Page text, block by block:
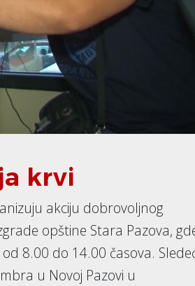
krvi
akciju dobrovoljnog
opštine Stara Pazova,
8.00 do 14.00 časova.
u Novoj Pazovi u